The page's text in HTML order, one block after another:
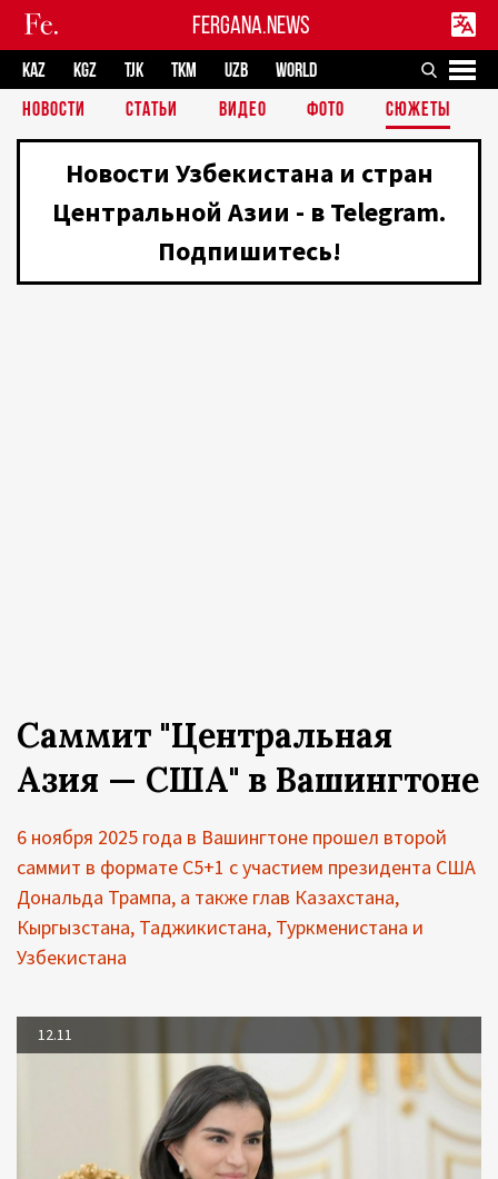
FERGANA.NEWS
KAZ KGZ TJK TKM UZB
WORLD
НОВОСТИ
СТАТЬИ ВИДЕО ФОТО СЮЖЕТЫ
Новости Узбекистана и стран
Центральной Азии - в Telegram.
Подпишитесь!
Саммит "Центральная
Азия — США" в Вашингтоне
6 ноября 2025 года в Вашингтоне прошел второй
саммит в формате С5+1 с участием президента США
Дональда Трампа, а также глав Казахстана,
Кыргызстана, Таджикистана, Туркменистана и
Узбекистана
12.11